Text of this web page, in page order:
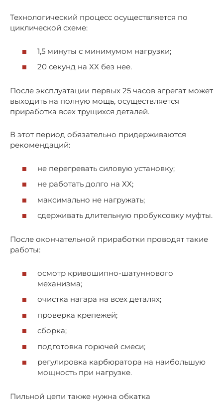
Технологический процесс осуществляется по
циклической схеме:
1,5 минуты с минимумом нагрузки;
20 секунд на ХХ без нее.
После эксплуатации первых 25 часов агрегат может
выходить на полную мощь, осуществляется
приработка всех трущихся деталей.
В этот период обязательно придерживаются
рекомендаций:
не перегревать силовую установку;
не работать долго на ХХ;
максимально не нагружать;
сдерживать длительную пробуксовку муфты.
После окончательной приработки проводят такие
работы:
осмотр кривошипно-шатуннового
механизма;
очистка нагара на всех деталях;
проверка крепежей;
сборка;
подготовка горючей смеси;
регулировка карбюратора на наибольшую
мощность при нагрузке.
Пильной цепи также нужна обкатка